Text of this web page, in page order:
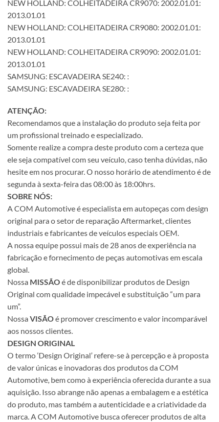
NEW HOLLAND: COLHEITADEIRA CR9070: 2002.01.01:
2013.01.01
NEW HOLLAND: COLHEITADEIRA CR9080: 2002.01.01:
2013.01.01
NEW HOLLAND: COLHEITADEIRA CR9090: 2002.01.01:
2013.01.01
SAMSUNG: ESCAVADEIRA SE240: :
SAMSUNG: ESCAVADEIRA SE280: :
ATENÇÃO:
Recomendamos que a instalação do produto seja feita por
um profissional treinado e especializado.
Somente realize a compra deste produto com a certeza que
ele seja compatível com seu veículo, caso tenha dúvidas, não
hesite em nos procurar. O nosso horário de atendimento é de
segunda à sexta-feira das 08:00 às 18:00hrs.
SOBRE NÓS:
A COM Automotive é especialista em autopeças com design
original para o setor de reparação Aftermarket, clientes
industriais e fabricantes de veículos especiais OEM.
A nossa equipe possui mais de 28 anos de experiência na
fabricação e fornecimento de peças automotivas em escala
global.
Nossa MISSÃOé de disponibilizar produtos de Design
Original com qualidade impecável e substituição “um para
um”.
Nossa VISÃOé promover crescimento e valor incomparável
aos nossos clientes.
DESIGN ORIGINAL
O termo ‘Design Original’ refere-se à percepção e à proposta
de valor únicas e inovadoras dos produtos da COM
Automotive, bem como à experiência oferecida durante a sua
aquisição. Isso abrange não apenas a embalagem e a estética
do produto, mas também a autenticidade e a criatividade da
marca. A COM Automotive busca oferecer produtos de alta